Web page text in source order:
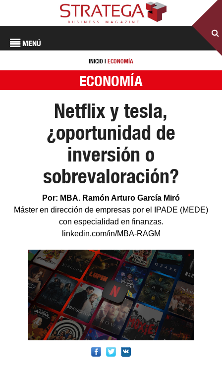
MENÚ
INICIO | ECONOMÍA
ECONOMÍA
Netflix y tesla,
¿oportunidad de
inversión o
sobrevaloración?
Por: MBA. Ramón Arturo García Miró
Máster en dirección de empresas por el IPADE (MEDE)
con especialidad en finanzas.
linkedin.com/in/MBA-RAGM